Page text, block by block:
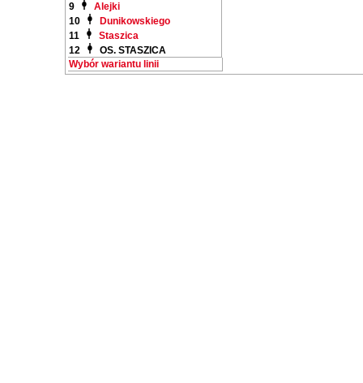
9
Alejki
10
Dunikowskiego
11
Staszica
12
OS. STASZICA
Wybór wariantu linii